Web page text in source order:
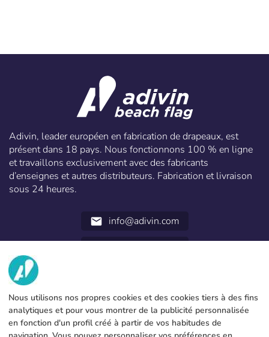
Adivin, leader européen en fabrication de drapeaux, est
présent dans 18 pays. Nous fonctionnons 100 % en ligne
et travaillons exclusivement avec des fabricants
d’enseignes et autres distributeurs. Fabrication et livraison
sous 24 heures.
email info@adivin.com
NOUS
Fabrique
Contact
SERVICES
Modes de paiement
INFORMATION LÉGALE
Nous utilisons nos propres cookies et des cookies tiers à des fins
analytiques et pour vous montrer de la publicité personnalisée
en fonction d'un profil créé à partir de vos habitudes de